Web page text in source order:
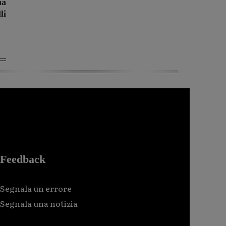
Feedback
Segnala un errore
Segnala una notizia